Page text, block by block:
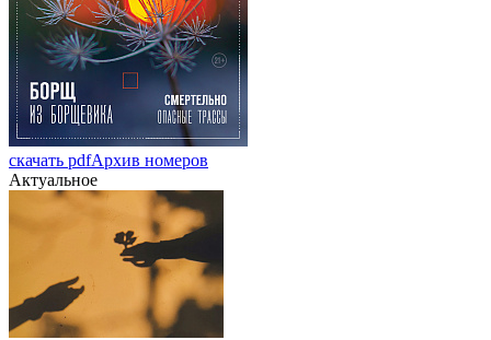
скачать pdfАрхив номеров
Актуальное